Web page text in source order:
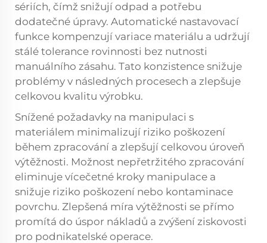
sériích, čímž snižují odpad a potřebu
dodatečné úpravy. Automatické nastavovací
funkce kompenzují variace materiálu a udržují
stálé tolerance rovinnosti bez nutnosti
manuálního zásahu. Tato konzistence snižuje
problémy v následných procesech a zlepšuje
celkovou kvalitu výrobku.
Snížené požadavky na manipulaci s
materiálem minimalizují riziko poškození
během zpracování a zlepšují celkovou úroveň
výtěžnosti. Možnost nepřetržitého zpracování
eliminuje vícečetné kroky manipulace a
snižuje riziko poškození nebo kontaminace
povrchu. Zlepšená míra výtěžnosti se přímo
promítá do úspor nákladů a zvýšení ziskovosti
pro podnikatelské operace.